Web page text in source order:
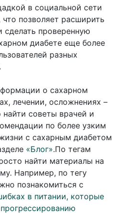
в социальной сети
что позволяет расширить
сделать проверенную
диабете еще более
разных
о сахарном
лечении, осложнениях –
советы врачей и
по более узким
с сахарным диабетом
«Блог».По тегам
найти материалы на
Например, по тегу
познакомиться с
в питании, которые